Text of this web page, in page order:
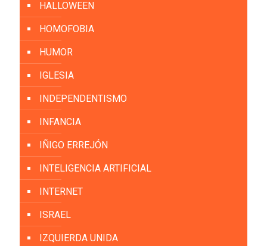
HALLOWEEN
HOMOFOBIA
HUMOR
IGLESIA
INDEPENDENTISMO
INFANCIA
IÑIGO ERREJÓN
INTELIGENCIA ARTIFICIAL
INTERNET
ISRAEL
IZQUIERDA UNIDA